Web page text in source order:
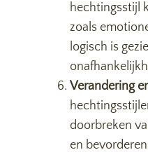
hechtingsstijl
zoals
logisch is
Verandering
doorbreken
en